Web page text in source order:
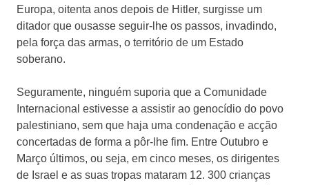
Europa, oitenta anos depois de Hitler, surgisse um
ditador que ousasse seguir-lhe os passos, invadindo,
pela força das armas, o território de um Estado
soberano.
Seguramente, ninguém suporia que a Comunidade
Internacional estivesse a assistir ao genocídio do povo
palestiniano, sem que haja uma condenação e acção
concertadas de forma a pôr-lhe fim. Entre Outubro e
Março últimos, ou seja, em cinco meses, os dirigentes
de Israel e as suas tropas mataram 12. 300 crianças